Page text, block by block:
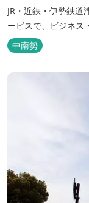
JR・近鉄・伊勢鉄
ービスで、ビジネス
中南勢